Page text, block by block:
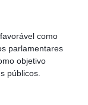
como
parlamentares
objetivo
públicos.